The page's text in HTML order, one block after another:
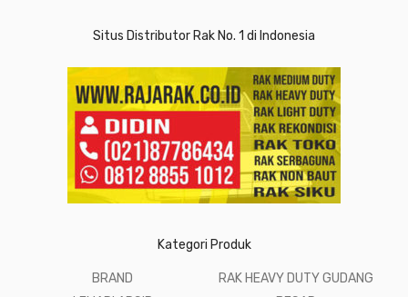
Situs Distributor Rak No. 1 di Indonesia
Kategori Produk
BRAND
RAK HEAVY DUTY GUDANG